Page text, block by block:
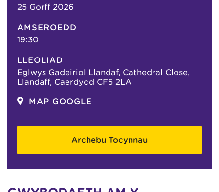
25 Gorff 2026
AMSEROEDD
19:30
LLEOLIAD
Eglwys Gadeiriol Llandaf, Cathedral Close,
Llandaff, Caerdydd CF5 2LA
MAP GOOGLE
Archebu Tocynnau